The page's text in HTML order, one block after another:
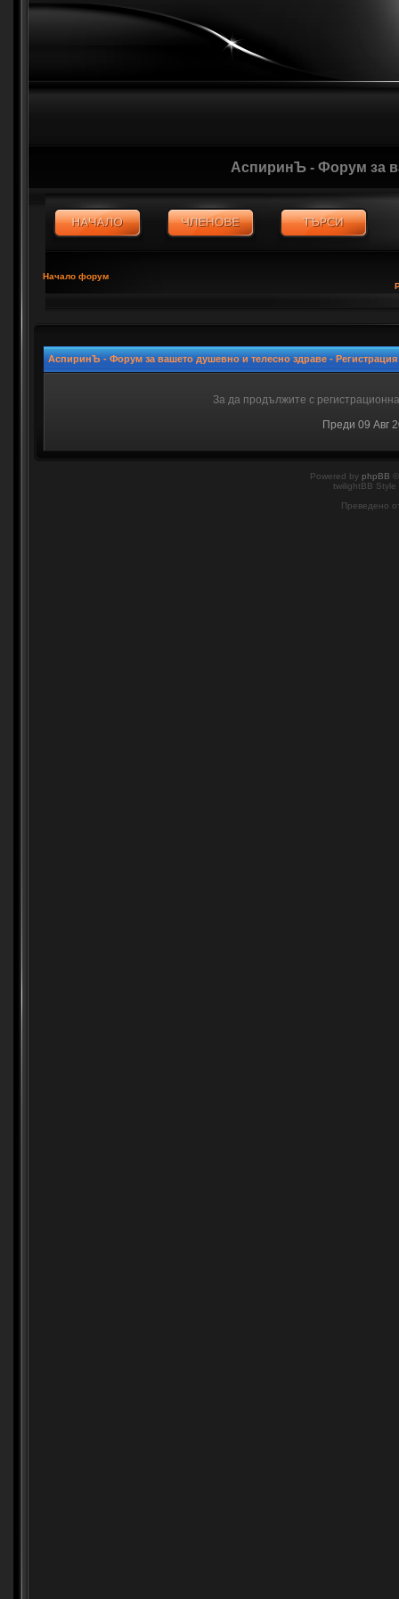
АспиринЪ - Форум за
Начало форум
АспиринЪ - Форум за вашето душевно и телесно здраве - Регистрация
За да продължите с
Преди 09 Авг
Powered by phpBB
twilightBB
Преведено